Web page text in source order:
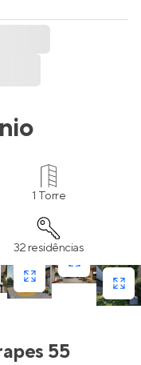
1 Torre
32 residências
55